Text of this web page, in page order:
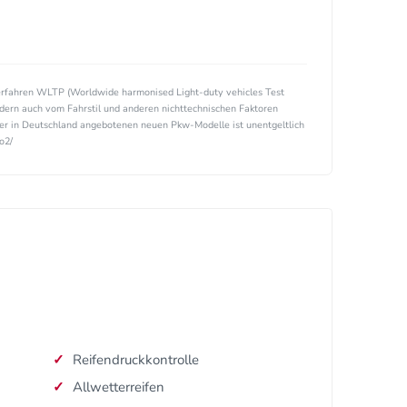
WLTP (Worldwide harmonised Light-duty vehicles Test
auch vom Fahrstil und anderen nichttechnischen Faktoren
in Deutschland angebotenen neuen Pkw-Modelle ist unentgeltlich
Reifendruckkontrolle
Allwetterreifen